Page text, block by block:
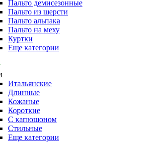
Пальто демисезонные
Пальто из шерсти
Пальто альпака
Пальто на меху
Куртки
Еще категории
Итальянские
Длинные
Кожаные
Короткие
С капюшоном
Стильные
Еще категории